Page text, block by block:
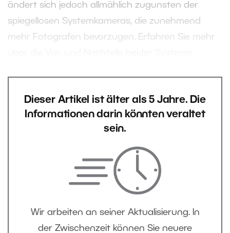
ändert sich jedoch allmählich zugunsten der
spiegellosen Systemkameras, die zunehmend
mehr Fotografen bevorzugen. Erfahren Sie mehr
Dieser Artikel ist älter als 5 Jahre. Die
Informationen darin könnten veraltet
sein.
Wir arbeiten an seiner Aktualisierung. In
der Zwischenzeit können Sie neuere